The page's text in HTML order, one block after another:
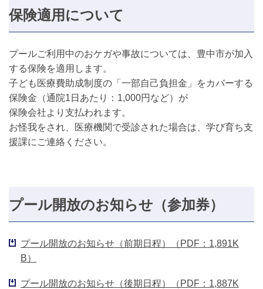
保険適用について
プールご利用中のおケガや事故については、豊中市が加入
する保険を適用します。
子ども医療費助成制度の「一部自己負担金」をカバーする
保険金（通院1日あたり：1,000円など）が
保険会社より支払われます。
お怪我をされ、医療機関で受診された場合は、学び育ち支
援課にご連絡ください。
プール開放のお知らせ（参加券）
プール開放のお知らせ（前期日程）（PDF：1,891K
B）
プール開放のお知らせ（後期日程）（PDF：1,887K